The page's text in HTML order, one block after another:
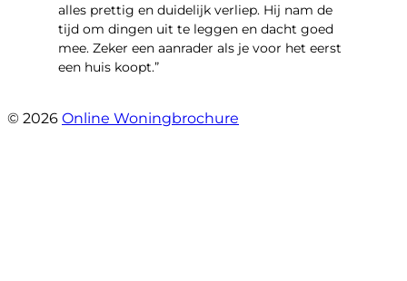
alles prettig en duidelijk verliep. Hij nam de
tijd om dingen uit te leggen en dacht goed
mee. Zeker een aanrader als je voor het eerst
een huis koopt.”
© 2026 Online Woningbrochure